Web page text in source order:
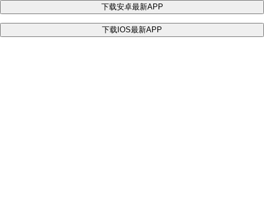
下载安卓最新APP
下载IOS最新APP